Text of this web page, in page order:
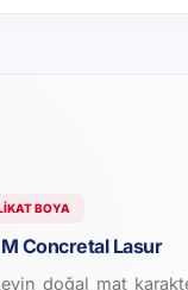
BOYA
Concretal Lasur
doğal mat